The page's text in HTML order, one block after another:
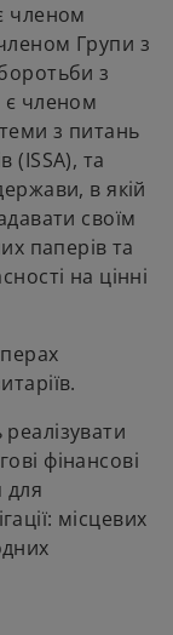
членом
Групи з
з
є членом
з питань
(ISSA), та
в якій
своїм
паперів та
на цінні
фінансові
для
місцевих